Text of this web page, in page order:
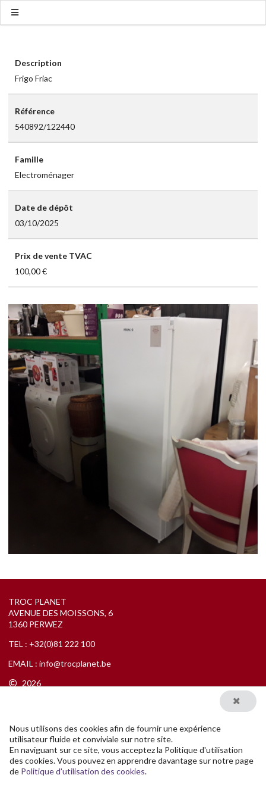
Description
Frigo Friac
Référence
540892/122440
Famille
Electroménager
Date de dépôt
03/10/2025
Prix de vente TVAC
100,00 €
TROC PLANET
AVENUE DES MOISSONS, 6
1360 PERWEZ
TEL : +32(0)81 222 100
EMAIL : info@trocplanet.be
2026
Developed byOutwares
Nous utilisons des cookies afin de fournir une expérience
utilisateur fluide et conviviale sur notre site.
En naviguant sur ce site, vous acceptez la Politique d'utilisation
des cookies. Vous pouvez en apprendre davantage sur notre page
de Politique d'utilisation des cookies.